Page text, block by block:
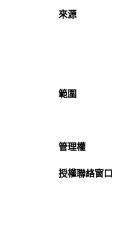
來源
範圍
管理權
授權聯絡窗口